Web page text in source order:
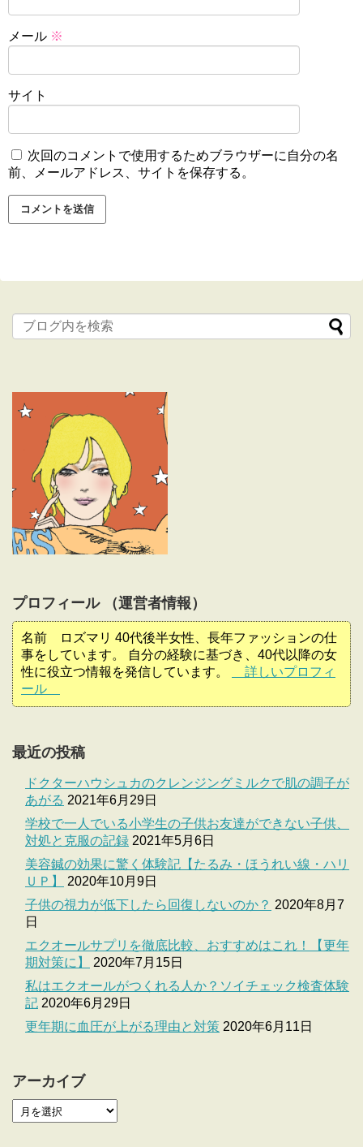
メール ※
サイト
次回のコメントで使用するためブラウザーに自分の名
前、メールアドレス、サイトを保存する。
プロフィール （運営者情報）
名前 ロズマリ 40代後半女性、長年ファッションの仕
事をしています。 自分の経験に基づき、40代以降の女
性に役立つ情報を発信しています。
詳しいプロフィ
ール
最近の投稿
ドクターハウシュカのクレンジングミルクで肌の調子が
あがる 2021年6月29日
学校で一人でいる小学生の子供お友達ができない子供、
対処と克服の記録 2021年5月6日
美容鍼の効果に驚く体験記【たるみ・ほうれい線・ハリ
ＵＰ】
2020年10月9日
子供の視力が低下したら回復しないのか？ 2020年8月7
日
エクオールサプリを徹底比較、おすすめはこれ！【更年
期対策に】
2020年7月15日
私はエクオールがつくれる人か？ソイチェック検査体験
記 2020年6月29日
更年期に血圧が上がる理由と対策 2020年6月11日
アーカイブ